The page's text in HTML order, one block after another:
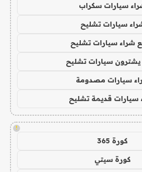
سيارات سكراب
سيارات تشليح
شراء سيارات تشليح
يشترون سيارات تشليح
سيارات مصدومة
سيارات قديمة تشليح
!
كورة 365
كورة سيتي